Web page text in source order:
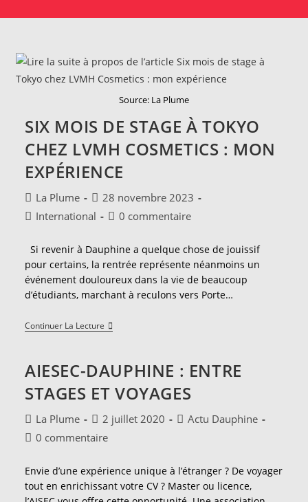
Source: La Plume
SIX MOIS DE STAGE À TOKYO
CHEZ LVMH COSMETICS : MON
EXPÉRIENCE
Auteur/autrice
de
La Plume
Publication
publiée :
28 novembre 2023
PostInternational
Commentaires
la
publication :
0 commentaire
Si revenir à Dauphine a quelque chose de jouissif
pour certains, la rentrée représente néanmoins un
événement douloureux dans la vie de beaucoup
d’étudiants, marchant à reculons vers Porte…
Continuer La LectureSix
Mois
À
Tokyo
Chez
LVMH
Cosmetics
:
Mon
AIESEC-DAUPHINE : ENTRE
STAGES ET VOYAGES
Auteur/autrice
de
La Plume
Publication
publiée :
2 juillet 2020
PostActu Dauphine
Commentaires
la
publication :
0 commentaire
Envie d’une expérience unique à l’étranger ? De voyager
tout en enrichissant votre CV ? Master ou licence,